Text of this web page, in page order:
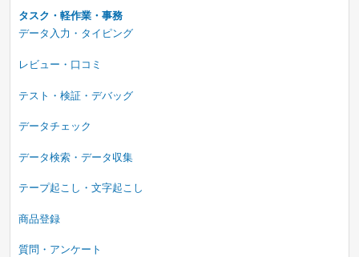
タスク・軽作業・事務
データ入力・タイピング
レビュー・口コミ
テスト・検証・デバッグ
データチェック
データ検索・データ収集
テープ起こし・文字起こし
商品登録
質問・アンケート